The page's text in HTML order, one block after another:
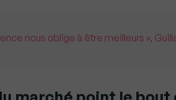
nous oblige à être meilleurs »,